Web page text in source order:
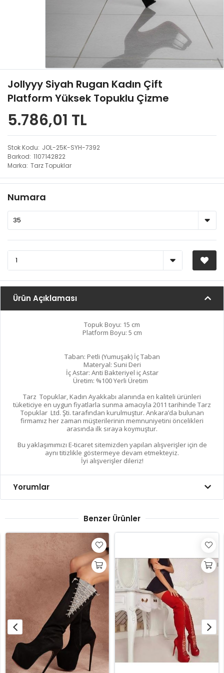
Jollyyy Siyah Rugan Kadın Çift
Platform Yüksek Topuklu Çizme
5.786,01 TL
Stok Kodu JOL-25K-SYH-7392
Barkod 1107142822
Marka Tarz Topuklar
Numara
Ürün Açıklaması
Topuk Boyu: 15 cm
Platform Boyu: 5 cm
Taban: Petli (Yumuşak) İç Taban
Materyal: Suni Deri
İç Astar: Anti Bakteriyel iç Astar
Üretim: %100 Yerli Üretim
Tarz Topuklar, Kadın Ayakkabı alanında en kaliteli ürünleri
tüketiciye en uygun fiyatlarla sunma amacıyla 2011 tarihinde Tarz
Topuklar Ltd. Şti. tarafından kurulmuştur. Ankara’da bulunan
firmamız her zaman müşterilerinin memnuniyetini öncelikleri
arasında ilk sıraya koymuştur.
Bu yaklaşımımızı E-ticaret sitemizden yapılan alışverişler için de
aynı titizlikle göstermeye devam etmekteyiz.
İyi alışverişler dileriz!
Yorumlar
Benzer Ürünler